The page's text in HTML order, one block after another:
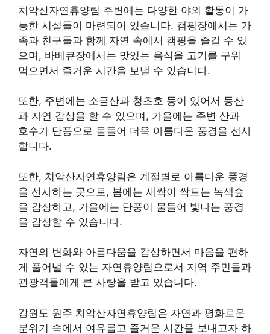
치악산자연휴양림 주변에는 다양한 야외 활동이 가
능한 시설들이 마련되어 있습니다. 캠핑장에서는 가
족과 친구들과 함께 자연 속에서 캠핑을 즐길 수 있
으며, 바베큐장에서는 맛있는 음식을 고기를 구워
먹으면서 즐거운 시간을 보낼 수 있습니다.
또한, 주변에는 소금산과 청초호 등이 있어서 등산
과 자연 감상을 할 수 있으며, 가을에는 주변 산과
호수가 단풍으로 물들어 더욱 아름다운 풍경을 선사
합니다.
또한, 치악산자연휴양림은 계절별로 아름다운 풍경
을 선사하는 곳으로, 봄에는 새싹이 싹트는 녹색숲
을 감상하고, 가을에는 단풍이 물들어 빛나는 풍경
을 감상할 수 있습니다.
자연의 변화와 아름다움을 감상하면서 마음을 편하
게 풀어낼 수 있는 자연휴양림으로서 지역 주민들과
관광객들에게 큰 사랑을 받고 있습니다.
강원도 원주 치악산자연휴양림은 자연과 평화로운
분위기 속에서 여유롭고 즐거운 시간을 보내고자 하